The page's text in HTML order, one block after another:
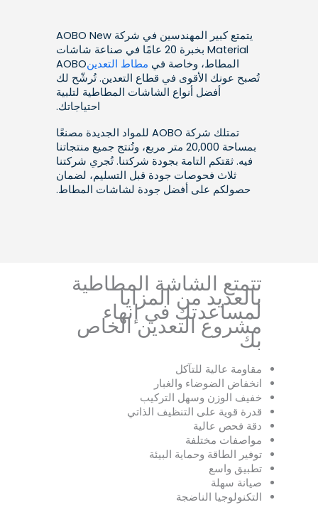
يتمتع كبير المهندسين في شركة AOBO New
Material بخبرة 20 عامًا في صناعة شاشات
المطاط، وخاصة في مطاط التعدينAOBO
تُصبح عونك الأقوى في قطاع التعدين. تُرشّح لك
أفضل أنواع الشاشات المطاطية لتلبية
احتياجاتك.
تمتلك شركة AOBO للمواد الجديدة مصنعًا
بمساحة 20,000 متر مربع، وتُنتج جميع منتجاتنا
فيه. ثقتكم التامة بجودة شركتنا. تُجري شركتنا
ثلاث فحوصات جودة قبل التسليم، لضمان
حصولكم على أفضل جودة لشاشات المطاط.
تتمتع الشاشة المطاطية
بالعديد من المزايا
لمساعدتك في إنهاء
مشروع التعدين الخاص
بك
مقاومة عالية للتآكل
انخفاض الضوضاء والغبار
خفيف الوزن وسهل التركيب
قدرة قوية على التنظيف الذاتي
دقة فحص عالية
مواصفات مختلفة
توفير الطاقة وحماية البيئة
تطبيق واسع
صيانة سهلة
التكنولوجيا الناضجة